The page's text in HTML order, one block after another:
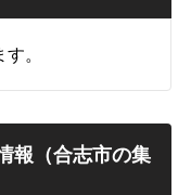
。
報（合志市の集